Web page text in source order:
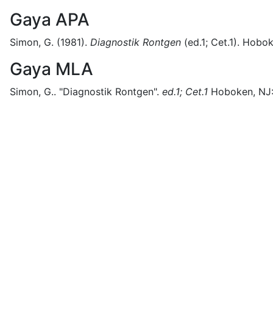
Gaya APA
Simon, G. (1981). Diagnostik Rontgen (ed.1; Cet.1).
Gaya MLA
Simon, G.. "Diagnostik Rontgen". ed.1; Cet.1 Hoboken, NJ: